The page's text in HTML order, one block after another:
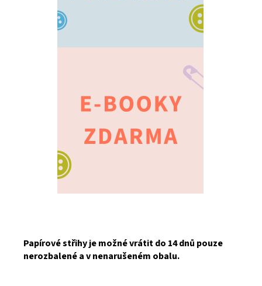
Papírové střihy je možné vrátit do 14 dnů pouze
nerozbalené a v nenarušeném obalu.